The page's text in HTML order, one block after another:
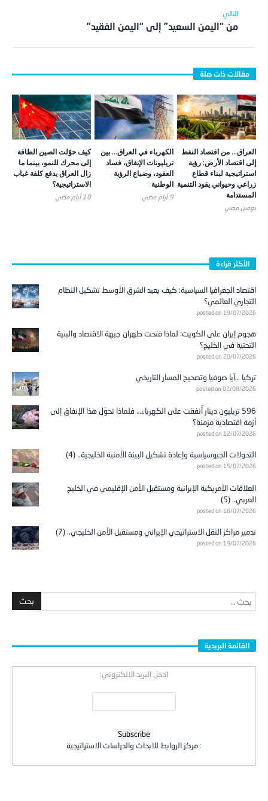
من “اليمن السعيد” إلى “اليمن الفقيد”
العراق… من اقتصاد النفط
إلى اقتصاد الأرض: رؤية
استراتيجية لبناء قطاع
زراعي وحيواني يقود التنمية
المستدامة
يومين ‎مضي
الكهرباء في العراق… بين
تريليونات الإنفاق، فساد
العقود، وضياع الرؤية
الوطنية
9 أيام ‎مضي
كيف حوّلت الصين الطاقة
إلى محرك للنمو، بينما ما
زال العراق يدفع كلفة غياب
الاستراتيجية؟
10 أيام ‎مضي
الأكثر قراءة
اقتصاد الجغرافيا السياسية: كيف يعيد الشرق الأوسط تشكيل النظام
التجاري العالمي؟
posted on 19/07/2026
هجوم إيران على الكويت: لماذا فتحت طهران جبهة الاقتصاد والبنية
التحتية في الخليج؟
posted on 20/07/2026
تركيا …آيا صوفيا وتصحيح المسار التاريخي
posted on 02/08/2026
596 تريليون دينار أُنفقت على الكهرباء… فلماذا تحوّل هذا الإنفاق إلى
أزمة اقتصادية مزمنة؟
posted on 12/07/2026
التحولات الجيوسياسية وإعادة تشكيل البيئة الأمنية الخليجية.. (4)
posted on 15/07/2026
العلاقات الأمريكية الإيرانية ومستقبل الأمن الإقليمي في الخليج
العربي.. (5)
posted on 16/07/2026
تدمير مراكز الثقل الاستراتيجي الإيراني ومستقبل الأمن الخليجي.. (7)
posted on 19/07/2026
القائمة البريدية
ادخل البريد الالكتروني:
: مركز الروابط للابحاث والدراسات الاستراتيجية